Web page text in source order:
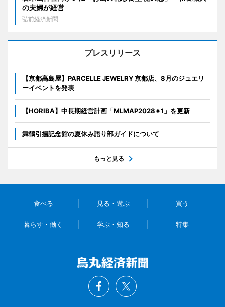
の夫婦が経営
弘前経済新聞
プレスリリース
【京都高島屋】PARCELLE JEWELRY 京都店、8月のジュエリ
ーイベントを発表
【HORIBA】中長期経営計画「MLMAP2028※1」を更新
舞鶴引揚記念館の夏休み語り部ガイドについて
もっと見る
食べる 見る・遊ぶ 買う
暮らす・働く 学ぶ・知る 特集